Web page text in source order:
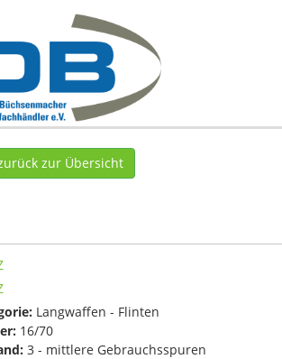
zur Übersicht
Langwaffen - Flinten
16/70
3 - mittlere Gebrauchsspuren